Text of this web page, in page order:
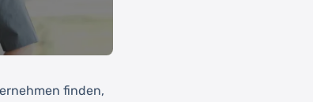
finden,